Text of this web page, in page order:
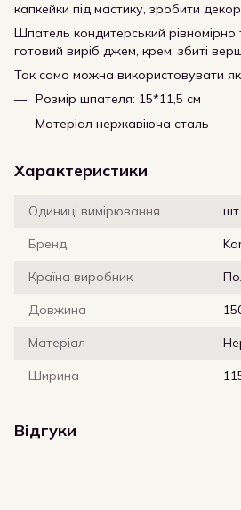
капкейки під мастику, зробити декор
Шпатель кондитерський
готовий виріб джем, крем, збиті
Так само можна використовувати як
Розмір шпателя: 15*11,5 см
Матеріал нержавіюча сталь
Характеристики
Одиниці вимірювання шт.
Бренд
Країна виробник
Довжина
Матеріал
Ширина
Відгуки